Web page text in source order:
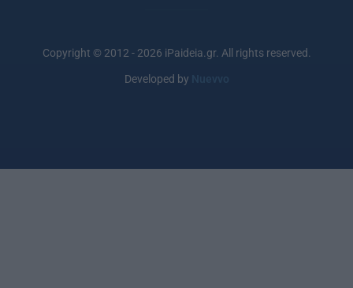
Copyright © 2012 - 2026 iPaideia.gr. All rights reserved.
Developed by